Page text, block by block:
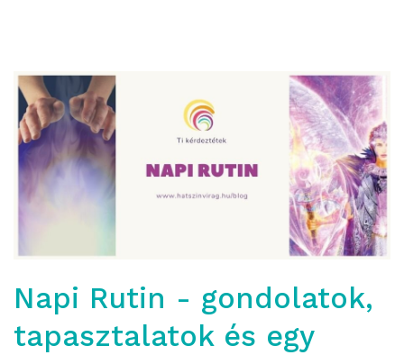
Napi Rutin - gondolatok,
tapasztalatok és egy